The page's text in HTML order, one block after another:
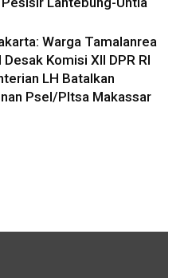
Warga Tamalanrea
Desak Komisi XII DPR RI
LH Batalkan
Psel/Pltsa Makassar